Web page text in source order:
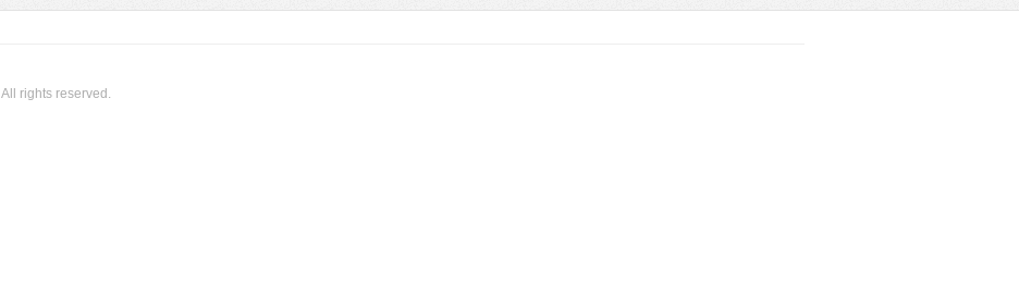
All rights reserved.